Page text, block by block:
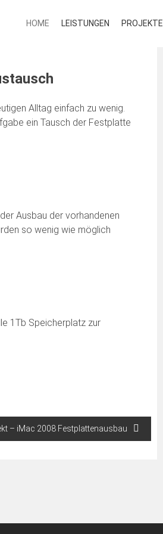
HOME LEISTUNGEN PROJEKTE
Alltag einfach zu wenig.
ein Tausch der Festplatte
Ausbau der vorhandenen
so wenig wie möglich
1Tb Speicherplatz zur
– iMac 2008 Festplattenausbau